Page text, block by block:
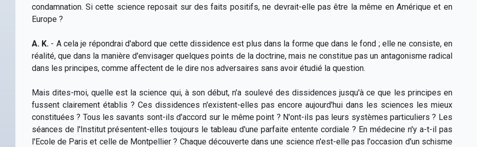
condamnation. Si cette science reposait sur des faits positifs, ne devrait-elle pas être la même en Amérique et en
Europe ?
A. K.- A cela je répondrai d'abord que cette dissidence est plus dans la forme que dans le fond ; elle ne consiste, en
réalité, que dans la manière d'envisager quelques points de la doctrine, mais ne constitue pas un antagonisme radical
dans les principes, comme affectent de le dire nos adversaires sans avoir étudié la question.
Mais dites-moi, quelle est la science qui, à son début, n'a soulevé des dissidences jusqu'à ce que les principes en
fussent clairement établis ? Ces dissidences n'existent-elles pas encore aujourd'hui dans les sciences les mieux
constituées ? Tous les savants sont-ils d'accord sur le même point ? N'ont-ils pas leurs systèmes particuliers ? Les
séances de l'Institut présentent-elles toujours le tableau d'une parfaite entente cordiale ? En médecine n'y a-t-il pas
l'Ecole de Paris et celle de Montpellier ? Chaque découverte dans une science n'est-elle pas l'occasion d'un schisme